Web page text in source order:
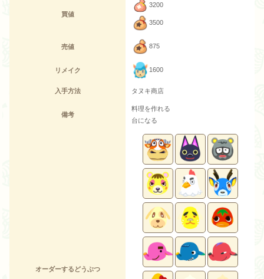
買値
3200
3500
売値 875
リメイク 1600
入手方法 タヌキ商店
備考
料理を作れる
台になる
オーダーするどうぶつ